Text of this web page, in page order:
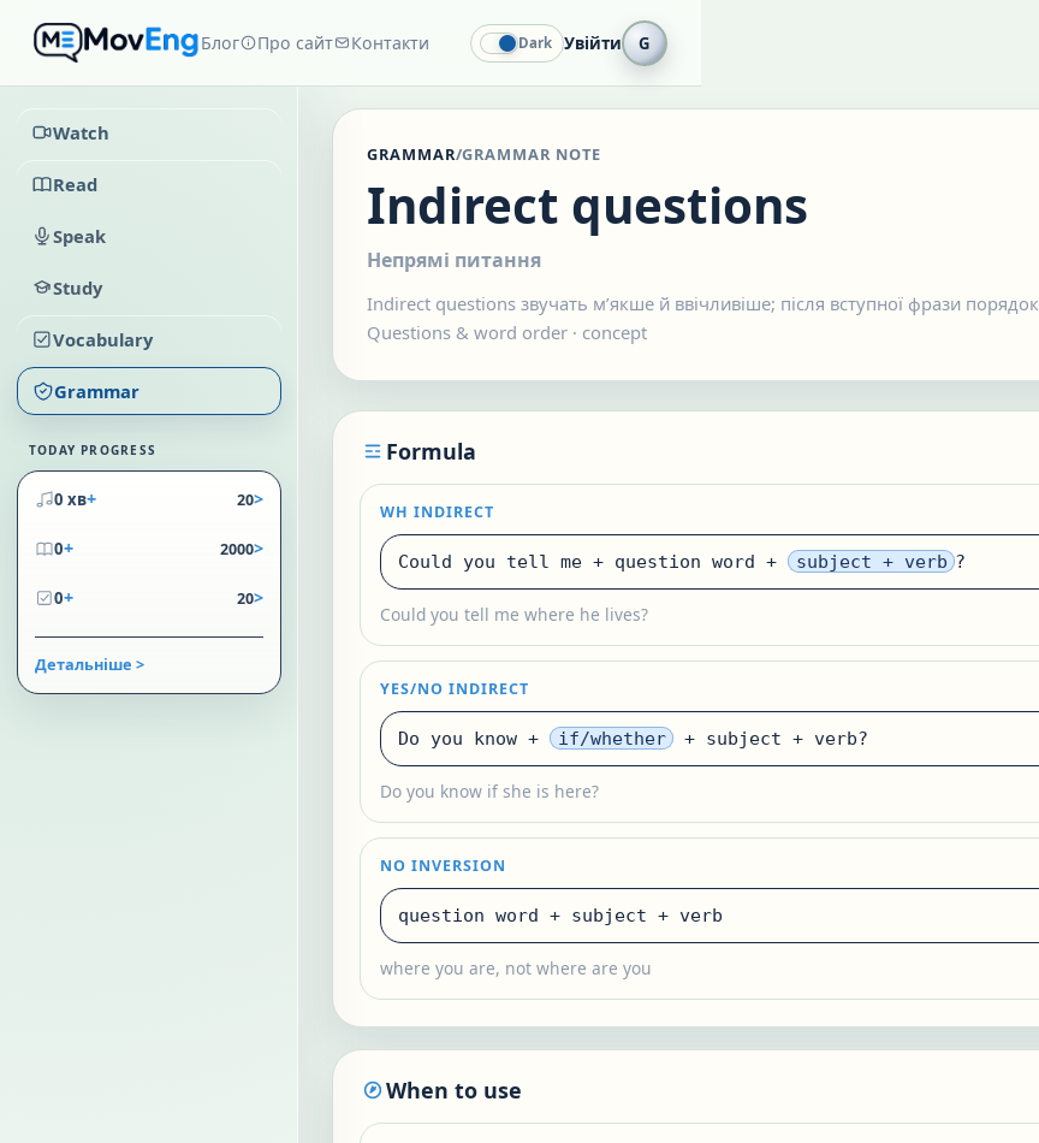
Блог Про сайт Контакти Dark Увійти G
Watch
Read
Speak
Study
Vocabulary
Grammar
TODAY PROGRESS
0 хв+ 20>
0+ 2000>
0+ 20>
Детальніше >
GRAMMAR/GRAMMAR NOTE
Indirect questions
Непрямі питання
Indirect questions звучать мʼякше й ввічливіше; після вступної фрази
Questions & word order · concept
Formula
WH INDIRECT
Could you tell me + question word + subject + verb ?
Could you tell me where he lives?
YES/NO INDIRECT
Do you know + if/whether + subject + verb?
Do you know if she is here?
NO INVERSION
question word + subject + verb
where you are, not where are you
When to use